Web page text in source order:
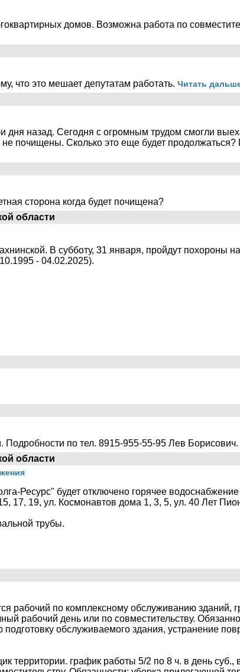
домов. Возможна работа по
что это мешает депутатам работать. Читать
дня назад. Сегодня с огромным трудом смогли
почищены. Сколько это еще будет
сторона когда будет почищена?
области
В субботу, 31 января, пройдут похороны
- 04.02.2025).
Подробности по тел. 8915-955-55-95 Лев Борисович.
области
Ресурс" будет отключено горячее водоснабжение
17, 19, ул. Космонавтов дома 1, 3, 5, ул. 40 Лет
трубы.
рабочий по комплексному обслуживанию зданий,
рабочий день или по совместительству.
обслуживаемого здания, устранение
территории. график работы 5/2 по 8 ч. в день суб.,